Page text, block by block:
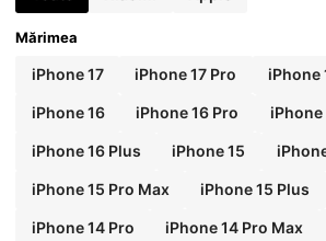
Mărimea
iPhone 17 iPhone 17 Pro iPhone
iPhone 16 iPhone 16 Pro iPhone
iPhone 16 Plus iPhone 15
iPhone 15 Pro Max iPhone 15 Plus
iPhone 14 Pro iPhone 14 Pro Max